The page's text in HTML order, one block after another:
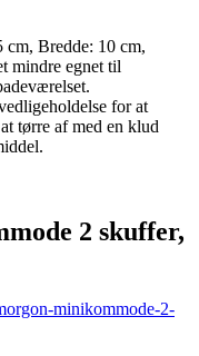
Bredde: 10 cm,
mindre egnet til
for at
tørre af med en klud
2 skuffer,
minikommode-2-